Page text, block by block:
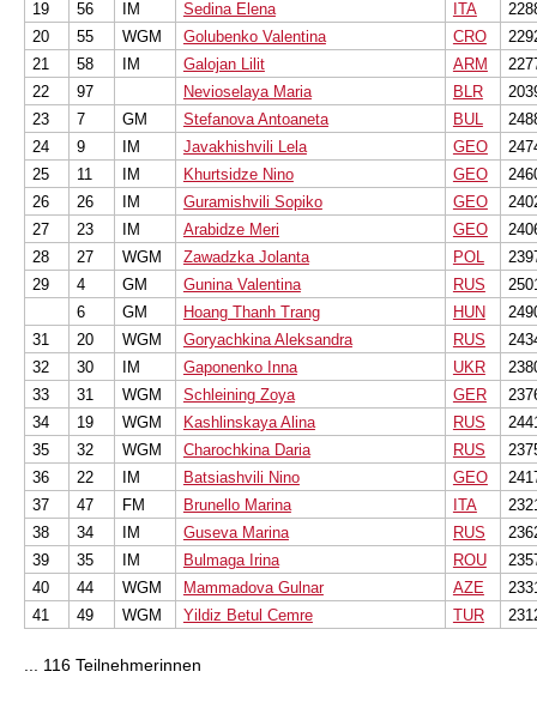
19 56 IM Sedina Elena ITA
20
55 WGM Golubenko Valentina CRO
21
58 IM Galojan Lilit ARM
22
97 Nevioselaya Maria BLR
23
7 GM Stefanova Antoaneta BUL
24
9 IM Javakhishvili Lela GEO
25
11 IM Khurtsidze Nino GEO
26
26 IM Guramishvili Sopiko GEO
27
23 IM Arabidze Meri GEO
28
27 WGM Zawadzka Jolanta POL
29
4 GM Gunina Valentina RUS
6
GM Hoang Thanh Trang HUN
31
20 WGM Goryachkina Aleksandra RUS
32
30 IM Gaponenko Inna UKR
33
31 WGM Schleining Zoya GER
34
19 WGM Kashlinskaya Alina RUS
35
32 WGM Charochkina Daria RUS
36
22 IM Batsiashvili Nino GEO
37
47 FM Brunello Marina ITA
38
34 IM Guseva Marina RUS
39
35 IM Bulmaga Irina ROU
40
44 WGM Mammadova Gulnar AZE
41
49 WGM Yildiz Betul Cemre TUR
... 116 Teilnehmerinnen